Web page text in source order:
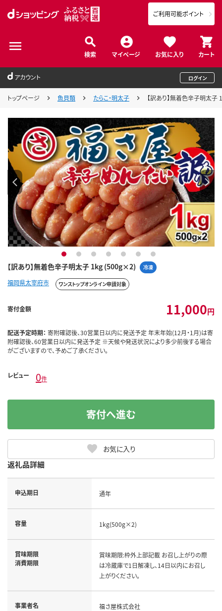
検索 マイページ お気に入り カート
ご利用可能ポイント
アカウント ログイン
トップページ 魚貝類 たらこ・明太子 【訳あり】無着色辛子明太
【訳あり】無着色辛子明太子 1kg (500g×2) 冷凍
1 2 3 4 5 6 7
福岡県太宰府市 ワンストップオンライン申請対象
寄付金額 11,000円
配送予定時期： 寄附確認後、30営業日以内に発送予定 年末年始(12月・1月)は寄
附確認後、60営業日以内に発送予定 ※天候や発送状況により多少前後する場合
がございますので、予めご了承ください。
レビュー 0件
お気に入り
寄付へ進む
返礼品詳細
申込期日 通年
容量 1kg(500g×2)
賞味期限
消費期限
賞味期限:枠外上部記載 お召し上がりの際
は冷蔵庫で1日解凍し、14日以内にお召し
上がりください。
事業者名 福さ屋株式会社